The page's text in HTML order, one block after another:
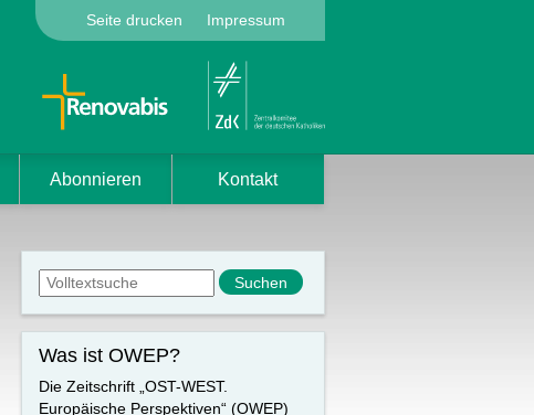
Seite drucken Impressum
Abonnieren Kontakt
Suchformular Suche
Was ist OWEP?
Die Zeitschrift „OST-WEST.
Europäische Perspektiven“ (OWEP)